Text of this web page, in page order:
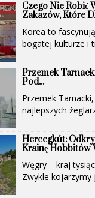
Czego Nie Robić
Zakazów, Które
Korea to
bogatej kulturze i
Przemek
Pod...
Przemek
najlepszych
Hercegkút:
Krainę Hobbitów
Węgry – kraj
Zwykle kojarzymy